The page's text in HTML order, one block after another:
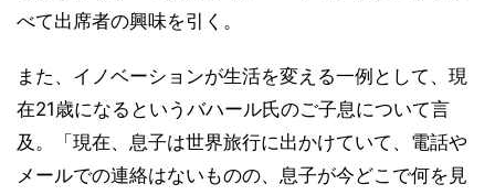
べて出席者の興味を引く。
また、イノベーションが生活を変える一例として、現
在21歳になるというバハール氏のご子息について言
及。「現在、息子は世界旅行に出かけていて、電話や
メールでの連絡はないものの、息子が今どこで何を見